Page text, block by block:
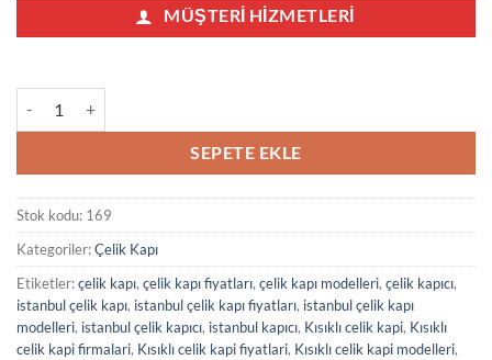
MÜŞTERI HIZMETLERI
SEPETE EKLE
Stok kodu: 169
Kategoriler:Çelik Kapı
Etiketler:çelik kapı, çelik kapı fiyatları, çelik kapı modelleri, çelik kapıcı,
istanbul çelik kapı, istanbul çelik kapı fiyatları, istanbul çelik kapı
modelleri, istanbul çelik kapıcı, istanbul kapıcı, Kısıklı celik kapi, Kısıklı
celik kapi firmalari, Kısıklı celik kapi fiyatlari, Kısıklı celik kapi modelleri,